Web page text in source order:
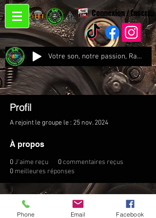
Connexion /
Votre son, notre passion, Radio CJC Recording Studio , là où chaque note prend vie !
Profil
A rejoint le groupe le : 25 nov. 2024
À propos
0J'aime reçu 0commentaires reçus
0 meilleures réponses
Phone Email Facebook